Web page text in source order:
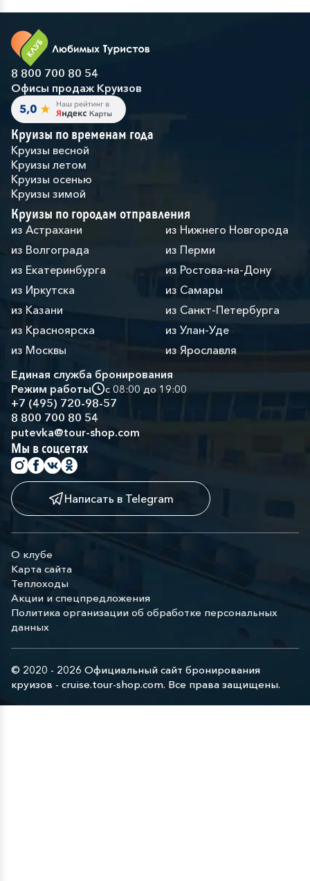
8 800 700 80 54
Офисы продаж Круизов
Круизы по временам года
Круизы весной
Круизы летом
Круизы осенью
Круизы зимой
Круизы по городам отправления
из Астрахани
из Волгограда
из Екатеринбурга
из Иркутска
из Казани
из Красноярска
из Москвы
из Нижнего Новгорода
из Перми
из Ростова-на-Дону
из Самары
из Санкт-Петербурга
из Улан-Уде
из Ярославля
Единая служба бронирования
Режим работы
с 08:00 до 19:00
+7 (495) 720-98-57
8 800 700 80 54
putevka@tour-shop.com
Мы в соцсетях
Написать в Telegram
О клубе
Карта сайта
Теплоходы
Акции и спецпредложения
Политика организации об обработке персональных
данных
© 2020 - 2026 Официальный сайт бронирования
круизов - cruise.tour-shop.com. Все права защищены.